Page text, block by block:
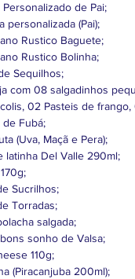
Personalizado de Pai;
personalizada (Pai);
Rustico Baguete;
Rustico Bolinha;
Sequilhos;
com 08 salgadinhos
02 Pasteis de frango,
de Fubá;
(Uva, Maçã e Pera);
latinha Del Valle 290ml;
Sucrilhos;
Torradas;
salgada;
sonho de Valsa;
110g;
(Piracanjuba 200ml);